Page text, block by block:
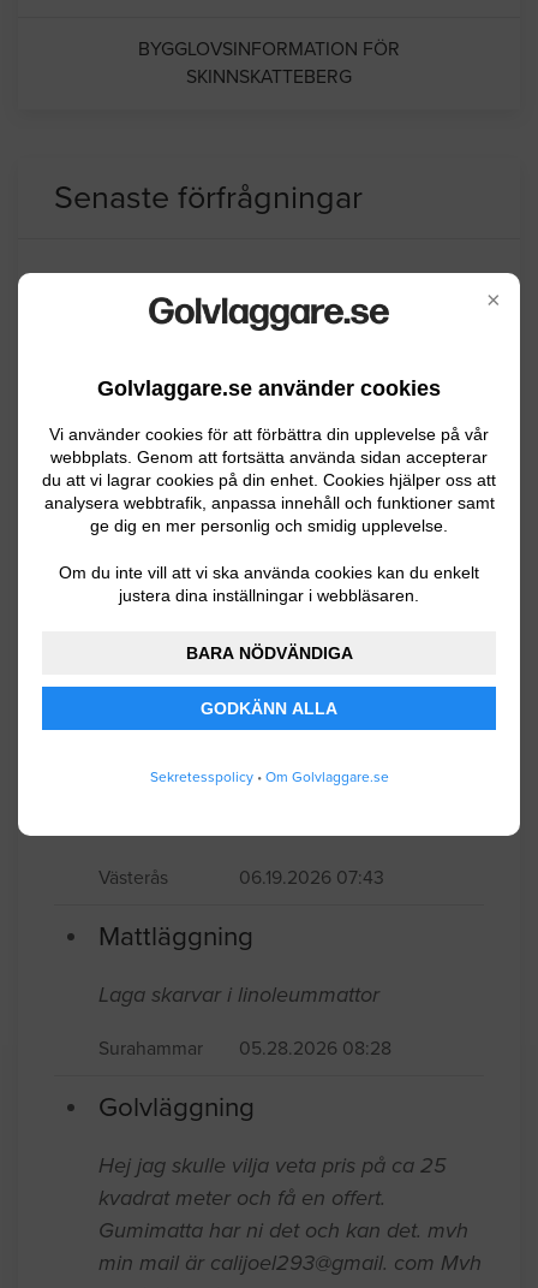
×
Golvlaggare.se använder cookies
Vi använder cookies för att förbättra din upplevelse på vår
webbplats. Genom att fortsätta använda sidan accepterar
du att vi lagrar cookies på din enhet. Cookies hjälper oss att
analysera webbtrafik, anpassa innehåll och funktioner samt
ge dig en mer personlig och smidig upplevelse.
Om du inte vill att vi ska använda cookies kan du enkelt
justera dina inställningar i webbläsaren.
BARA NÖDVÄNDIGA
GODKÄNN ALLA
Sekretesspolicy• Om Golvlaggare.se
BYGGLOVSINFORMATION FÖR
SKINNSKATTEBERG
Senaste förfrågningar
Golvläggning
Golvläggning
Ca 20km. Sovrum. Heltäckningsmatta
Västerås 06.25.2026 06:11
Golvläggning
Önskar heltäckningsmatta ut och ekgolv
lägenheten från 14/8. Måste vara klar
Västerås 06.19.2026 07:43
Mattläggning
Laga skarvar i linoleummattor
Surahammar 05.28.2026 08:28
Golvläggning
Hej jag skulle vilja veta pris på ca 25
kvadrat meter och få en offert.
Gumimatta har ni det och kan det. mvh
min mail är calijoel293@gmail. com Mvh